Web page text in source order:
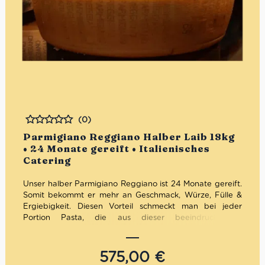
Parmigiano Reggiano Halber Laib 18kg
• 24 Monate gereift • Italienisches
Catering
Bewertet
(0)
Unser halber Parmigiano Reggiano ist 24 Monate gereift.
Somit bekommt er mehr an Geschmack, Würze, Fülle &
Ergiebigkeit. Diesen Vorteil schmeckt man bei jeder
Portion Pasta, die aus dieser beeindruckenden
profitiert von der langen Reifezeit dieses Rohmilch-
Du kannst Deinen halben Laib Parmesan hier für Dein
575,00 €